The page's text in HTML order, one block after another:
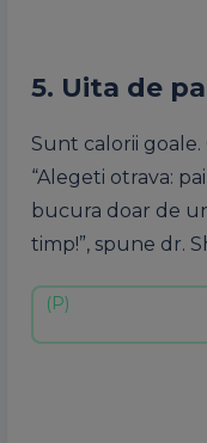
5. Uita de
Sunt calorii
“Alegeti otrava:
bucura doar de
timp!”, spune dr.